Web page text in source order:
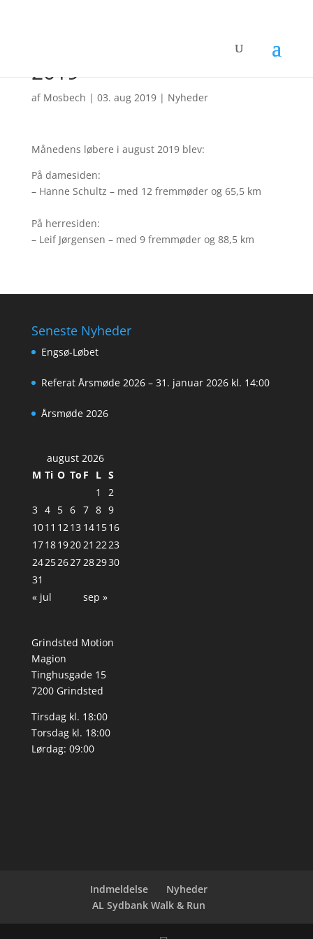
Månedens løbere august
2019
af Mosbech | 03. aug 2019| Nyheder
Månedens løbere i august 2019 blev:
På damesiden:
– Hanne Schultz – med 12 fremmøder og 65,5 km
På herresiden:
– Leif Jørgensen – med 9 fremmøder og 88,5 km
Seneste Nyheder
Engsø-Løbet
Referat Årsmøde 2026 – 31. januar 2026 kl. 14:00
Årsmøde 2026
august 2026
M Ti O To F L S
1
2
3 4 5 6 7 8 9
1011 1213 141516
1718192021 2223
24252627282930
31
« jul
sep »
Grindsted Motion
Magion
Tinghusgade 15
7200 Grindsted
Tirsdag kl. 18:00
Torsdag kl. 18:00
Lørdag: 09:00
Indmeldelse
Nyheder
AL Sydbank Walk & Run